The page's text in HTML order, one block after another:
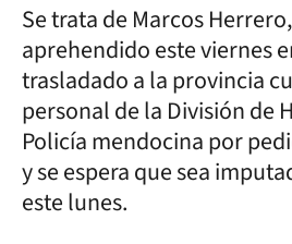
Se trata de Marcos
aprehendido este viernes
trasladado a la provincia
personal de la División de
Policía mendocina por
y se espera que sea
este lunes.